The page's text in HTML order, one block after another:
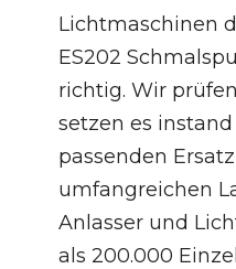
Lichtmaschinen
ES202
richtig. Wir
setzen es
passenden
umfangreichen
Anlasser und
als 200.000